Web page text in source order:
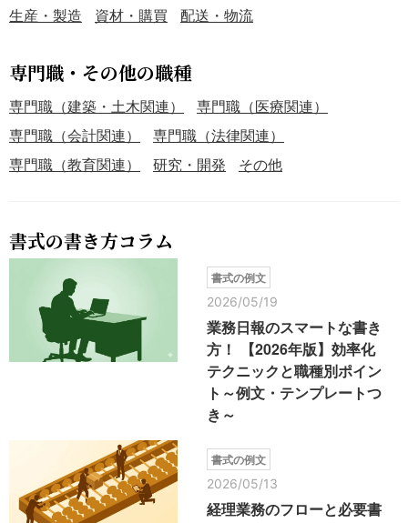
生産・製造 資材・購買 配送・物流
専門職・その他の職種
専門職（建築・土木関連）
専門職（医療関連）
専門職（会計関連）
専門職（法律関連）
専門職（教育関連）
研究・開発 その他
書式の書き方コラム
書式の例文
2026/05/19
業務日報のスマートな書き
方！ 【2026年版】効率化
テクニックと職種別ポイン
ト～例文・テンプレートつ
き～
書式の例文
2026/05/13
経理業務のフローと必要書